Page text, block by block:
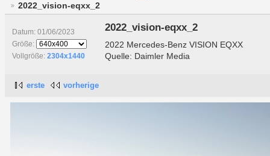
2022_vision-eqxx_2
Datum: 01/06/2023
Größe:
Vollgröße: 2304x1440
2022_vision-eqxx_2
2022 Mercedes-Benz VISION EQXX
Quelle: Daimler Media
erste vorherige